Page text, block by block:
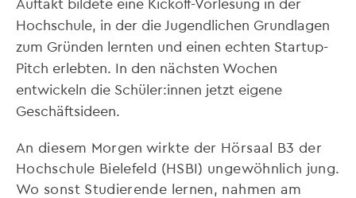
Hochschule, in der die Jugendlichen Grundlagen
zum Gründen lernten und einen echten Startup-
Pitch erlebten. In den nächsten Wochen
entwickeln die Schüler:innen jetzt eigene
Geschäftsideen.
An diesem Morgen wirkte der Hörsaal B3 der
Hochschule Bielefeld (HSBI) ungewöhnlich jung.
Wo sonst Studierende lernen, nahmen am